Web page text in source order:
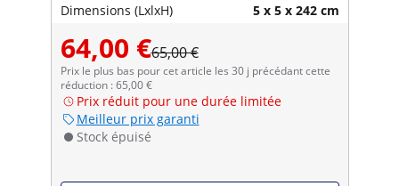
Dimensions (LxlxH) 5 x 5 x 242 cm
64,00 €65,00 €
Prix le plus bas pour cet article les 30 j précédant cette
réduction : 65,00 €
Prix réduit pour une durée limitée
Meilleur prix garanti
Stock épuisé